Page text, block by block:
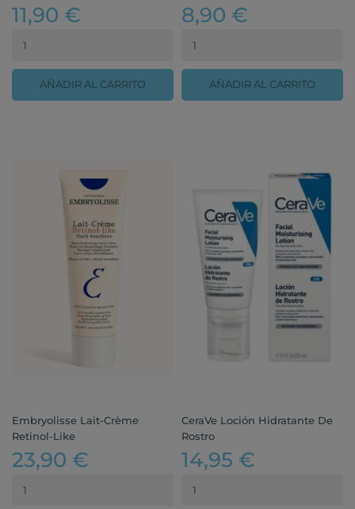
11,90 €
AÑADIR AL CARRITO
8,90 €
AÑADIR AL CARRITO
Embryolisse Lait-Crème
Retinol-Like
23,90 €
CeraVe Loción Hidratante De
Rostro
14,95 €